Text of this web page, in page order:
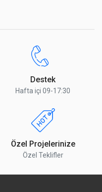
867 Mbit/s
2
802.11a/n/ac
5.5 dBi
IPQ-4019
Destek
Hafta içi 09-17:30
Özel Projelerinize
Özel Teklifler